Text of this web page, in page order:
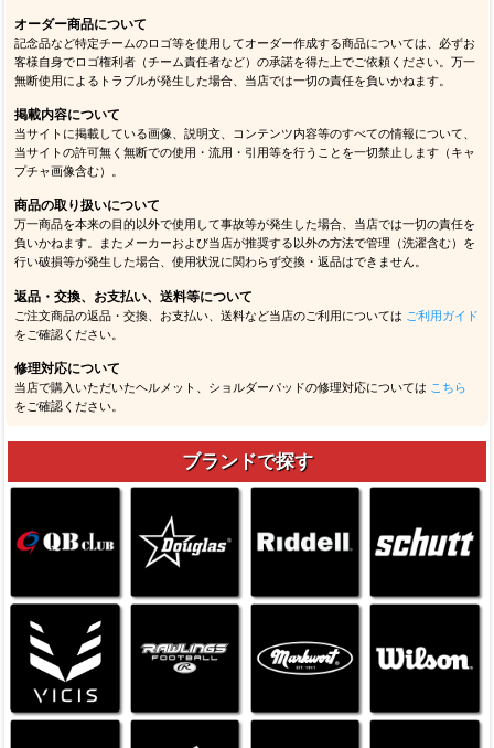
オーダー商品について
記念品など特定チームのロゴ等を使用してオーダー作成する商品については、必ずお
客様自身でロゴ権利者（チーム責任者など）の承諾を得た上でご依頼ください。万一
無断使用によるトラブルが発生した場合、当店では一切の責任を負いかねます。
掲載内容について
当サイトに掲載している画像、説明文、コンテンツ内容等のすべての情報について、
当サイトの許可無く無断での使用・流用・引用等を行うことを一切禁止します（キャ
プチャ画像含む）。
商品の取り扱いについて
万一商品を本来の目的以外で使用して事故等が発生した場合、当店では一切の責任を
負いかねます。またメーカーおよび当店が推奨する以外の方法で管理（洗濯含む）を
行い破損等が発生した場合、使用状況に関わらず交換・返品はできません。
返品・交換、お支払い、送料等について
ご注文商品の返品・交換、お支払い、送料など当店のご利用については ご利用ガイド
をご確認ください。
修理対応について
当店で購入いただいたヘルメット、ショルダーパッドの修理対応については こちら
をご確認ください。
ブランドで探す